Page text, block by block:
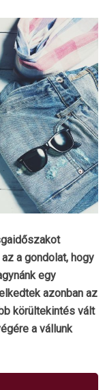
a gondolat, hogy
egy
azonban az
körültekintés vált
a vállunk